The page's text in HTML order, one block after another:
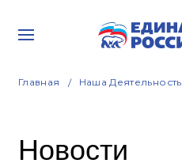
Главная Наша Деятельность
Новости